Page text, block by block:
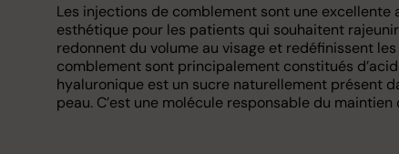
Les injections de comblement sont une excellente
esthétique pour les patients qui souhaitent
redonnent du volume au visage et redéfinissent
comblement sont principalement constitués
hyaluronique est un sucre naturellement présent
peau. C’est une molécule responsable du maintien